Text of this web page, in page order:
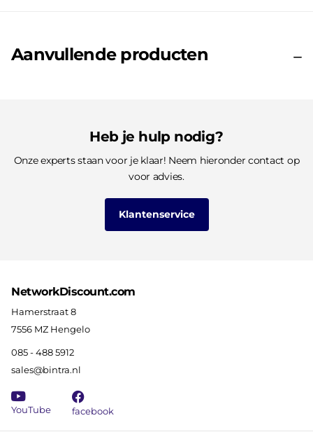
Aanvullende producten
Heb je hulp nodig?
Onze experts staan voor je klaar! Neem hieronder contact op
voor advies.
Klantenservice
NetworkDiscount.com
Hamerstraat 8
7556 MZ Hengelo
085 - 488 5912
sales@bintra.nl
YouTube facebook